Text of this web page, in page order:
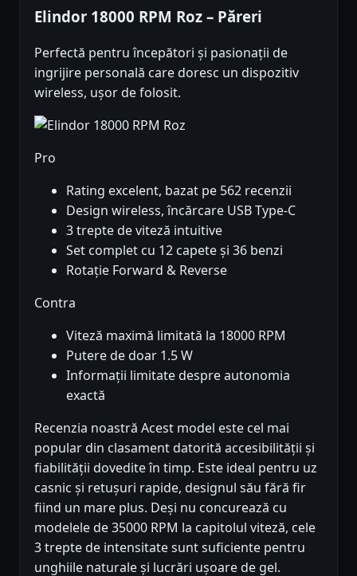
Elindor 18000 RPM Roz – Păreri
Perfectă pentru începători și pasionații de
ingrijire personală care doresc un dispozitiv
wireless, ușor de folosit.
Pro
Rating excelent, bazat pe 562 recenzii
Design wireless, încărcare USB Type-C
3 trepte de viteză intuitive
Set complet cu 12 capete și 36 benzi
Rotație Forward & Reverse
Contra
Viteză maximă limitată la 18000 RPM
Putere de doar 1.5 W
Informații limitate despre autonomia
exactă
Recenzia noastră Acest model este cel mai
popular din clasament datorită accesibilității și
fiabilității dovedite în timp. Este ideal pentru uz
casnic și retușuri rapide, designul său fără fir
fiind un mare plus. Deși nu concurează cu
modelele de 35000 RPM la capitolul viteză, cele
3 trepte de intensitate sunt suficiente pentru
unghiile naturale și lucrări ușoare de gel.